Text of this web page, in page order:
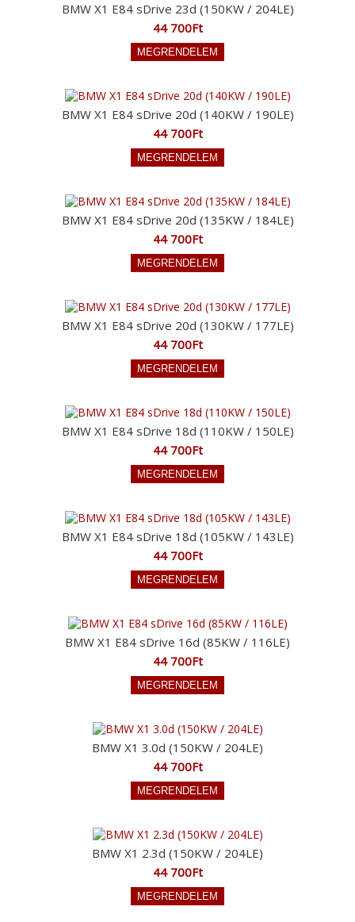
BMW X1 E84 sDrive 23d (150KW / 204LE)
44 700Ft
BMW X1 E84 sDrive 20d (140KW / 190LE)
44 700Ft
BMW X1 E84 sDrive 20d (135KW / 184LE)
44 700Ft
BMW X1 E84 sDrive 20d (130KW / 177LE)
44 700Ft
BMW X1 E84 sDrive 18d (110KW / 150LE)
44 700Ft
BMW X1 E84 sDrive 18d (105KW / 143LE)
44 700Ft
BMW X1 E84 sDrive 16d (85KW / 116LE)
44 700Ft
BMW X1 3.0d (150KW / 204LE)
44 700Ft
BMW X1 2.3d (150KW / 204LE)
44 700Ft